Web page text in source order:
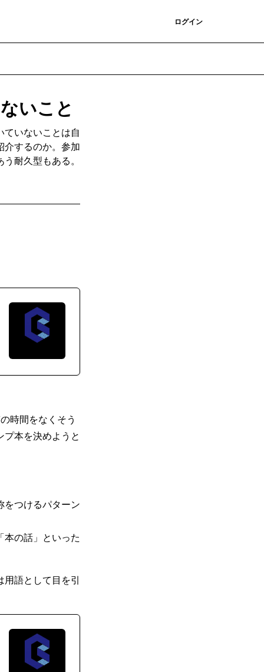
ログイン
いこと
いないことは自
介するのか。参加
耐久型もある。
時間をなくそう
本を決めようと
をつけるパターン
の話」といった
語として目を引